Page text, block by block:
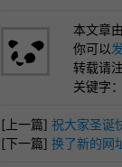
本文章
你可以
转载请注
关键字：
[上一篇] 祝大家圣诞
[下一篇] 换了新的网